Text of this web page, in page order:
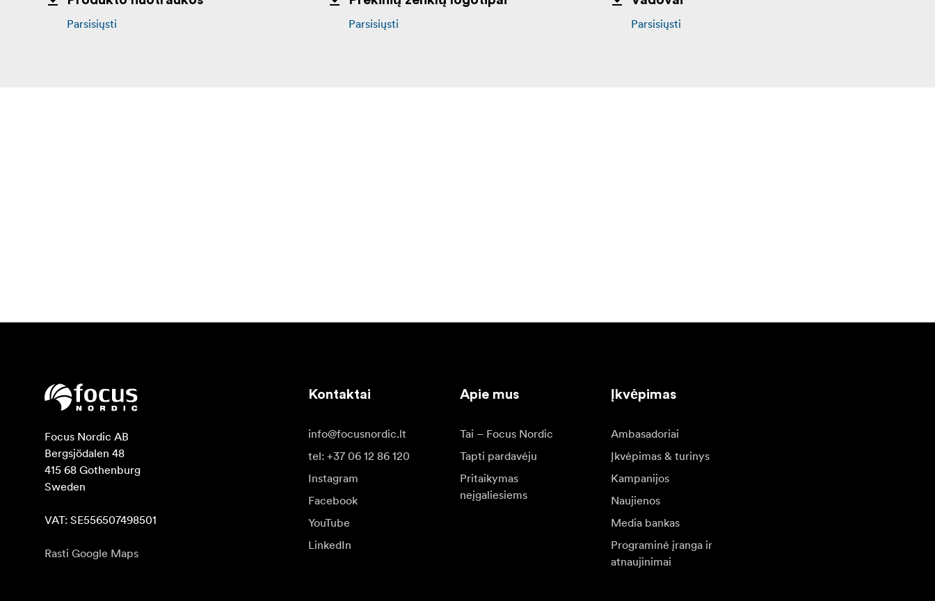
Parsisiųsti
Parsisiųsti
Parsisiųsti
Focus Nordic AB
Bergsjödalen 48
415 68 Gothenburg
Sweden
VAT: SE556507498501
Rasti Google Maps
Kontaktai
info@focusnordic.lt
tel: +37 06 12 86 120
Instagram
Facebook
YouTube
LinkedIn
Apie mus
Tai – Focus Nordic
Tapti pardavėju
Pritaikymas
neįgaliesiems
Įkvėpimas
Ambasadoriai
Įkvėpimas & turinys
Kampanijos
Naujienos
Media bankas
Programinė įranga ir
atnaujinimai